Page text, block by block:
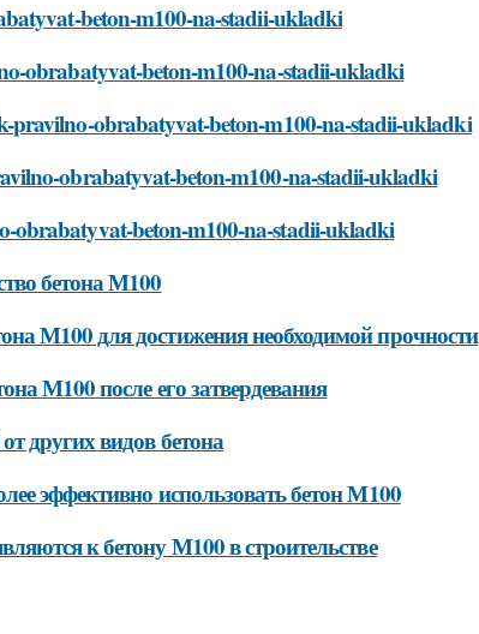
beton-m100-na-stadii-ukladki
obrabatyvat-beton-m100-na-stadii-ukladki
pravilno-obrabatyvat-beton-m100-na-stadii-ukladki
obrabatyvat-beton-m100-na-stadii-ukladki
obrabatyvat-beton-m100-na-stadii-ukladki
бетона М100
М100 для достижения необходимой прочности
М100 после его затвердевания
других видов бетона
эффективно использовать бетон М100
к бетону М100 в строительстве